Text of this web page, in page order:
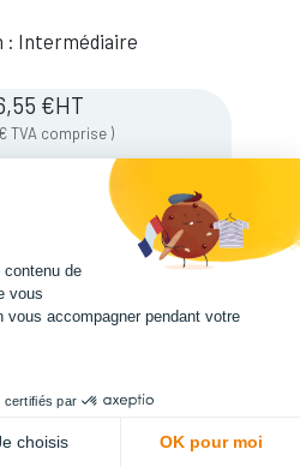
: Intermédiaire
€HT
€TVA comprise )
le produit est de
en stock
contenu de
vous
vous accompagner pendant votre
certifiés par
choisis OK pour moi